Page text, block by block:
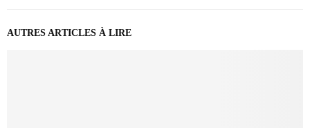
AUTRES ARTICLES À LIRE